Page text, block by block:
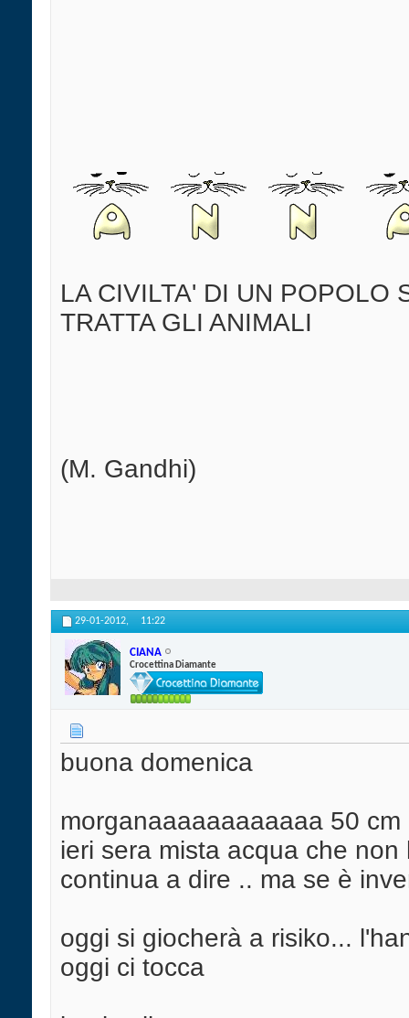
LA CIVILTA' DI UN POPOLO
TRATTA GLI ANIMALI
(M. Gandhi)
29-01-2012, 11:22
CIANA
Crocettina Diamante
buona domenica
morganaaaaaaaaaaaa 50
ieri sera mista acqua che
continua a dire .. ma se è
oggi si giocherà a risiko...
oggi ci tocca